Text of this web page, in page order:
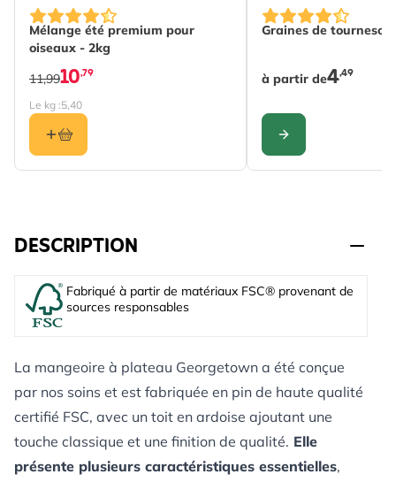
Mélange été premium pour
oiseaux - 2kg
10,79
11,99
Le kg :5,40
Graines de tournesol
The price depends
à partir de4,49
CONFIGURER
DESCRIPTION
Fabriqué à partir de matériaux FSC® provenant de
sources responsables
La mangeoire à plateau Georgetown a été conçue
par nos soins et est fabriquée en pin de haute qualité
certifié FSC, avec un toit en ardoise ajoutant une
touche classique et une finition de qualité. Elle
présente plusieurs caractéristiques essentielles,